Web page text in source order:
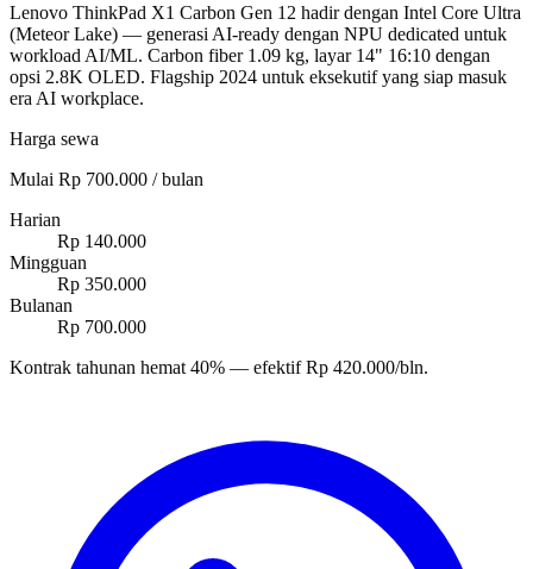
Lenovo ThinkPad X1 Carbon Gen 12 hadir dengan Intel Core Ultra
(Meteor Lake) — generasi AI-ready dengan NPU dedicated untuk
workload AI/ML. Carbon fiber 1.09 kg, layar 14" 16:10 dengan
opsi 2.8K OLED. Flagship 2024 untuk eksekutif yang siap masuk
era AI workplace.
Harga sewa
Mulai Rp 700.000 / bulan
Harian
Rp 140.000
Mingguan
Rp 350.000
Bulanan
Rp 700.000
Kontrak tahunan hemat 40% — efektif Rp 420.000/bln.